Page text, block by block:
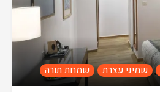
שמיני עצרת שמחת תורה